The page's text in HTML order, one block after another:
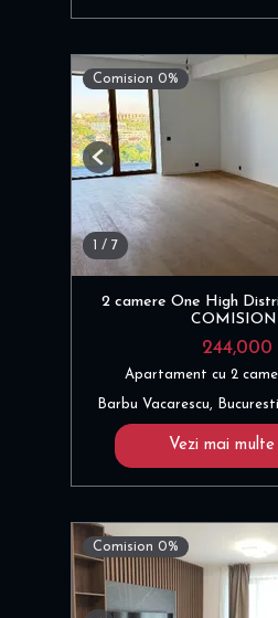
Comision 0%
1 / 7
Previous
2 camere One High
COMISION
244,000
Apartament cu 2
Barbu Vacarescu, Bucuresti
Vezi mai
Comision 0%